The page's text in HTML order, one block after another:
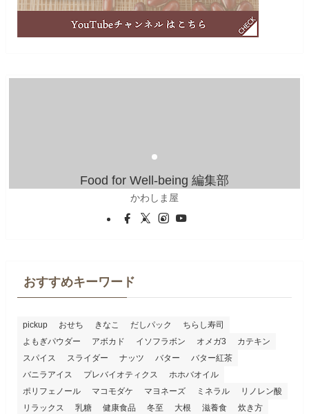
Food for Well-being 編集部
かわしま屋
おすすめキーワード
pickup おせち きなこ だしパック
ちらし寿司
よもぎパウダー
アボカド イソフラボン オメガ3
カテキン
スパイス
スライダー ナッツ バター
バター紅茶
バニラアイス
プレバイオティクス
ホホバオイル
ポリフェノール
マコモダケ マヨネーズ ミネラル
リノレン酸
リラックス
乳糖 健康食品 冬至 大根 滋養食
炊き方